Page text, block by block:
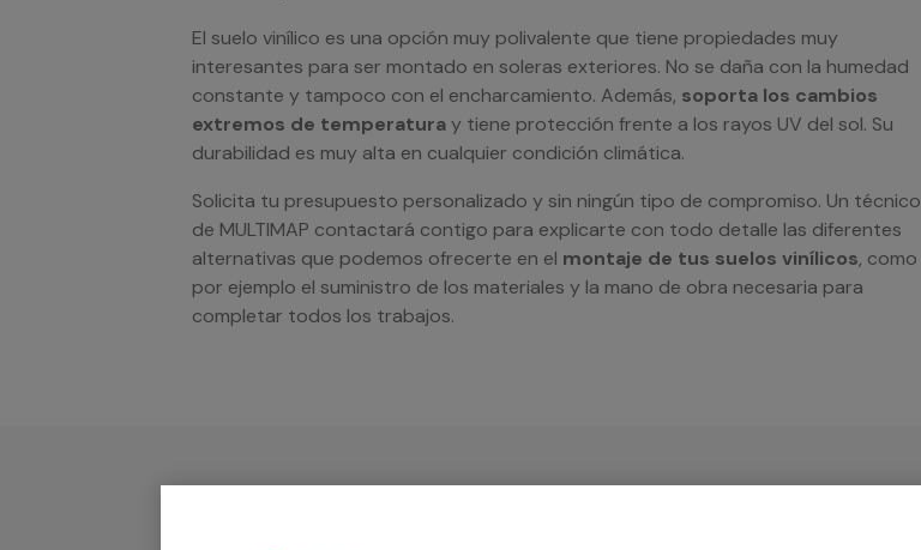
El suelo vinílico es una opción muy polivalente que tiene propiedades muy
interesantes para ser montado en soleras exteriores. No se daña con la humedad
constante y tampoco con el encharcamiento. Además, soporta los cambios
extremos de temperaturay tiene protección frente a los rayos UV del sol. Su
durabilidad es muy alta en cualquier condición climática.
Solicita tu presupuesto personalizado y sin ningún tipo de compromiso. Un técnico
de MULTIMAP contactará contigo para explicarte con todo detalle las diferentes
alternativas que podemos ofrecerte en el montaje de tus suelos vinílicos, como
por ejemplo el suministro de los materiales y la mano de obra necesaria para
completar todos los trabajos.